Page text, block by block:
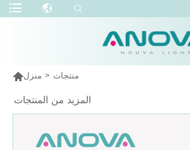
منزل > منتجات
المزيد من المنتجات